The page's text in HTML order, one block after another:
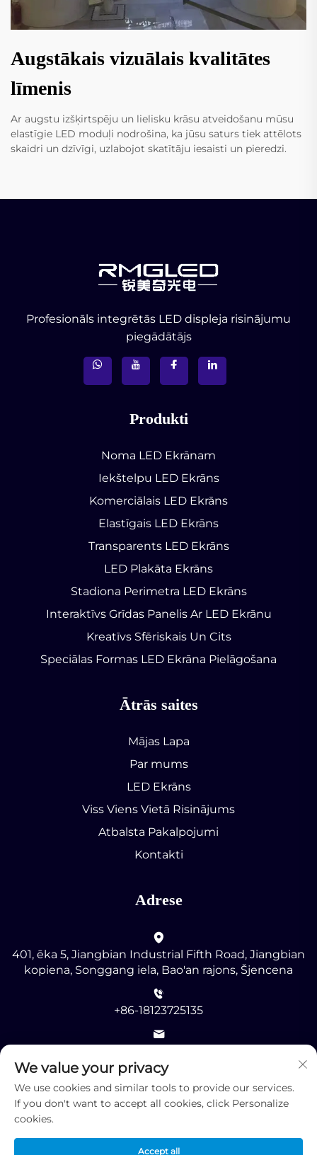
Augstākais vizuālais kvalitātes
līmenis
Ar augstu izšķirtspēju un lielisku krāsu atveidošanu mūsu
elastīgie LED moduļi nodrošina, ka jūsu saturs tiek attēlots
skaidri un dzīvīgi, uzlabojot skatītāju iesaisti un pieredzi.
Profesionāls integrētās LED displeja risinājumu
piegādātājs
Produkti
Noma LED Ekrānam
Iekštelpu LED Ekrāns
Komerciālais LED Ekrāns
Elastīgais LED Ekrāns
Transparents LED Ekrāns
LED Plakāta Ekrāns
Stadiona Perimetra LED Ekrāns
Interaktīvs Grīdas Panelis Ar LED Ekrānu
Kreatīvs Sfēriskais Un Cits
Speciālas Formas LED Ekrāna Pielāgošana
Ātrās saites
Mājas Lapa
Par mums
LED Ekrāns
Viss Viens Vietā Risinājums
Atbalsta Pakalpojumi
Kontakti
Adrese
401, ēka 5, Jiangbian Industrial Fifth Road, Jiangbian
kopiena, Songgang iela, Bao'an rajons, Šjencena
+86-18123725135
Autortiesības © 2025 ar visām tiesībām patur Shenzhen
We value your privacy
We use cookies and similar tools to provide our services.
If you don't want to accept all cookies, click Personalize
cookies.
Accept all